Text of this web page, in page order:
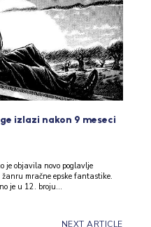
izlazi nakon 9 meseci
je objavila novo poglavlje
mračne epske fantastike.
je u 12. broju...
NEXT ARTICLE